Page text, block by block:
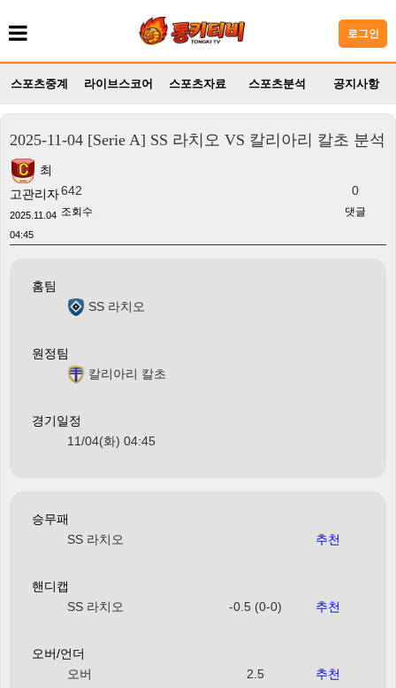
로그인
스포츠중계 라이브스코어 스포츠자료 스포츠분석 공지사항
2025-11-04 [Serie A] SS 라치오 VS 칼리아리 칼초 분석
최
고관리자
2025.11.04
04:45
642
조회수
0
댓글
홈팀
SS 라치오
원정팀
칼리아리 칼초
경기일정
11/04(화) 04:45
승무패
SS 라치오
추천
핸디캡
SS 라치오
-0.5 (0-0) 추천
오버/언더
오버
2.5 추천